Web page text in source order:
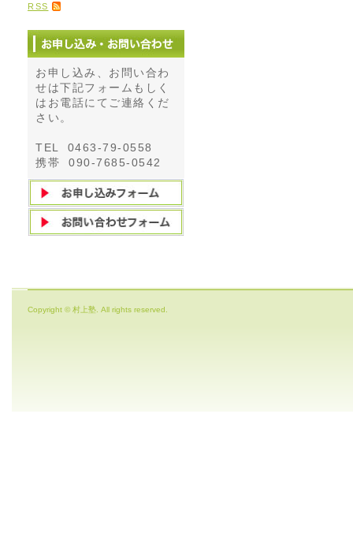
RSS
お申し込み、お問い合わ
せは下記フォームもしく
はお電話にてご連絡くだ
さい。
TEL 0463-79-0558
携帯 090-7685-0542
Copyright © 村上塾. All rights reserved.